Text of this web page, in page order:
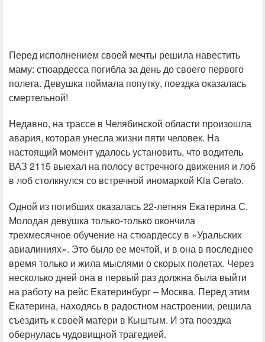
Перед исполнением своей мечты решила навестить
маму: стюардесса погибла за день до своего первого
полета. Девушка поймала попутку, поездка оказалась
смертельной!
Недавно, на трассе в Челябинской области произошла
авария, которая унесла жизни пяти человек. На
настоящий момент удалось установить, что водитель
ВАЗ 2115 выехал на полосу встречного движения и лоб
в лоб столкнулся со встречной иномаркой Kia Cerato.
Одной из погибших оказалась 22-летняя Екатерина С.
Молодая девушка только-только окончила
трехмесячное обучение на стюардессу в «Уральских
авиалиниях». Это было ее мечтой, и в она в последнее
время только и жила мыслями о скорых полетах. Через
несколько дней она в первый раз должна была выйти
на работу на рейс Екатеринбург – Москва. Перед этим
Екатерина, находясь в радостном настроении, решила
съездить к своей матери в Кыштым. И эта поездка
обернулась чудовищной трагедией.